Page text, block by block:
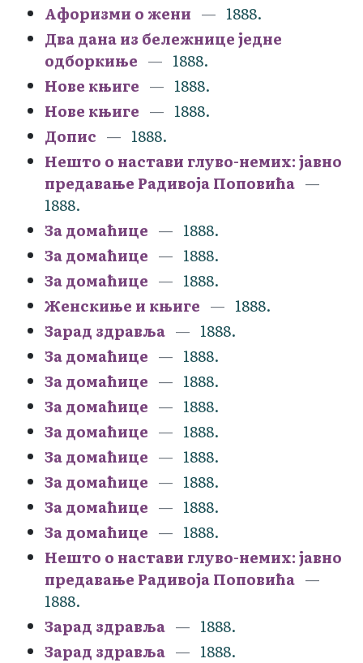
Афоризми о жени
1888.
Два дана из бележнице једне
одборкиње
1888.
Нове књиге
1888.
Нове књиге
1888.
Допис
1888.
Нешто о настави глуво-немих: јавно
предавање Радивоја Поповића
1888.
За домаћице
1888.
За домаћице
1888.
За домаћице
1888.
Женскиње и књиге
1888.
Зарад здравља
1888.
За домаћице
1888.
За домаћице
1888.
За домаћице
1888.
За домаћице
1888.
За домаћице
1888.
За домаћице
1888.
За домаћице
1888.
За домаћице
1888.
Нешто о настави глуво-немих: јавно
предавање Радивоја Поповића
1888.
Зарад здравља
1888.
Зарад здравља
1888.